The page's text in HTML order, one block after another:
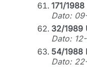
171/
Dato:
32/1989
Dato:
54/1988
Dato: